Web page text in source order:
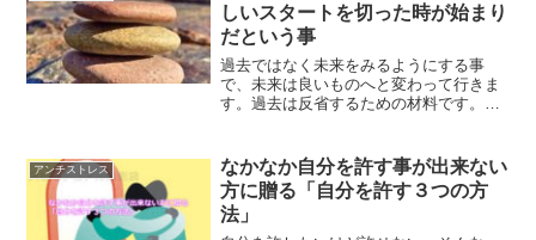
しいスタートを切った時が始まり
だという事
過去ではなく未来をみるようにする事
で、未来は良いものへと変わって行きま
す。過去は反省するための材料です。過
た時が始まりだと思う事で、人生良い方
向に進んで行くはずです。
アンチストレス
なかなか自分を許す事が出来ない
方に贈る「自分を許す３つの方
法」